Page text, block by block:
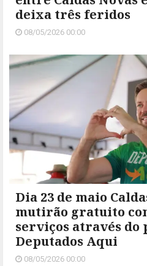
deixa três feridos
08/05/2026 00:00
Dia 23 de maio
mutirão gratuito
serviços através do
Deputados Aqui
08/05/2026 00:00